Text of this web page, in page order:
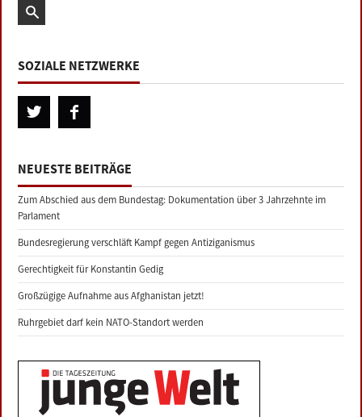
SOZIALE NETZWERKE
NEUESTE BEITRÄGE
Zum Abschied aus dem Bundestag: Dokumentation über 3 Jahrzehnte im
Parlament
Bundesregierung verschläft Kampf gegen Antiziganismus
Gerechtigkeit für Konstantin Gedig
Großzügige Aufnahme aus Afghanistan jetzt!
Ruhrgebiet darf kein NATO-Standort werden